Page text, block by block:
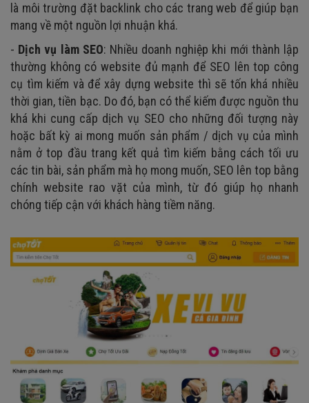
là môi trường đặt backlink cho các trang web để giúp bạn
mang về một nguồn lợi nhuận khá.
- Dịch vụ làm SEO: Nhiều doanh nghiệp khi mới thành lập
thường không có website đủ mạnh để SEO lên top công
cụ tìm kiếm và để xây dựng website thì sẽ tốn khá nhiều
thời gian, tiền bạc. Do đó, bạn có thể kiếm được nguồn thu
khá khi cung cấp dịch vụ SEO cho những đối tượng này
hoặc bất kỳ ai mong muốn sản phẩm / dịch vụ của mình
nằm ở top đầu trang kết quả tìm kiếm bằng cách tối ưu
các tin bài, sản phẩm mà họ mong muốn, SEO lên top bằng
chính website rao vặt của mình, từ đó giúp họ nhanh
chóng tiếp cận với khách hàng tiềm năng.